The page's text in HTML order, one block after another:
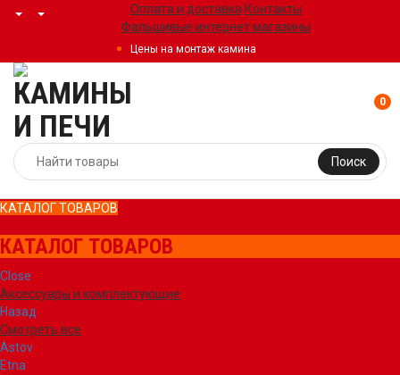
Оплата и доставка Контакты
Фальшивые интернет магазины
Цены на монтаж камина
Поиск
0
КАТАЛОГ ТОВАРОВ
КАТАЛОГ ТОВАРОВ
Close
Аксессуары и комплектующие
Назад
Смотреть все
Astov
Etna